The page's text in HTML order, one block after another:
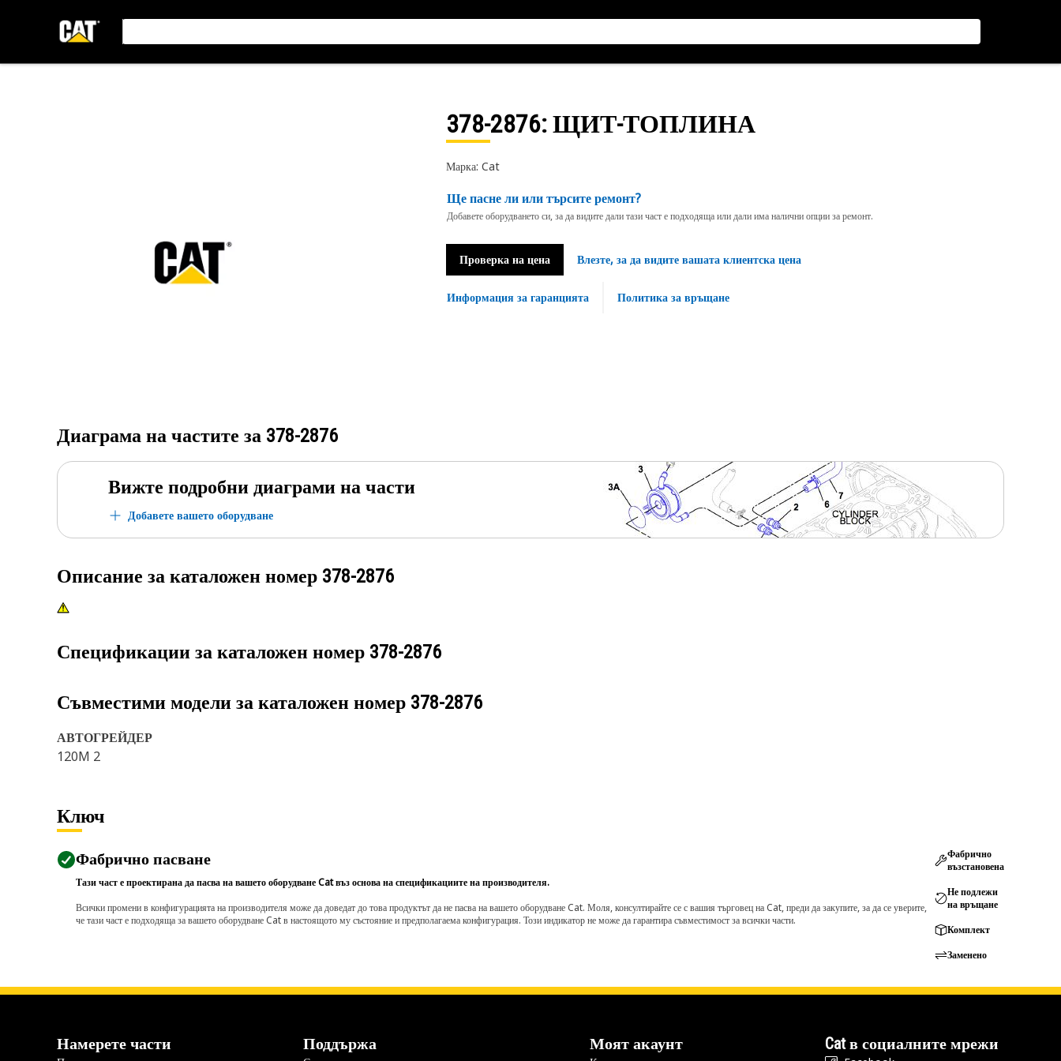
378-2876: ЩИТ-ТОПЛИНА
Марка: Cat
Ще пасне ли или търсите ремонт?
Добавете оборудването си, за да видите дали тази част е подходяща или дали има налични опции за ремонт.
Проверка на цена Влезте, за да видите вашата клиентска цена
Информация за гаранцията Политика за връщане
Диаграма на частите за 378-2876
Вижте подробни диаграми на части
Добавете вашето оборудване
Описание за каталожен номер 378-2876
Спецификации за каталожен номер 378-2876
Съвместими модели за каталожен номер 378-2876
АВТОГРЕЙДЕР
120M 2
Ключ
Фабрично пасване
Тази част е проектирана да пасва на вашето оборудване Cat въз основа на спецификациите на производителя.
Всички промени в конфигурацията на производителя може да доведат до това продуктът да не пасва на вашето оборудване Cat. Моля, консултирайте се с вашия търговец на Cat, преди да закупите, за да се уверите,
че тази част е подходяща за вашето оборудване Cat в настоящото му състояние и предполагаема конфигурация. Този индикатор не може да гарантира съвместимост за всички части.
Фабрично
възстановена
Не подлежи
на връщане
Комплект
Заменено
Намерете части Поддържа Моят акаунт Cat в социалните мрежи